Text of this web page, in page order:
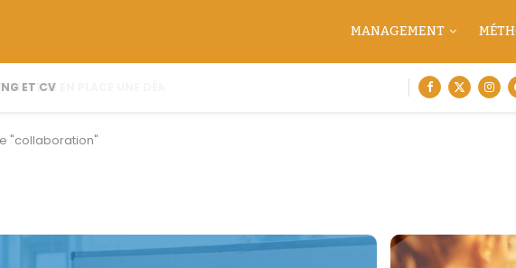
MANAGEMENT
METTRE EN PLACE UNE DÉMARCHE DE CARTOGRAPHIE...
ET CV
"collaboration"